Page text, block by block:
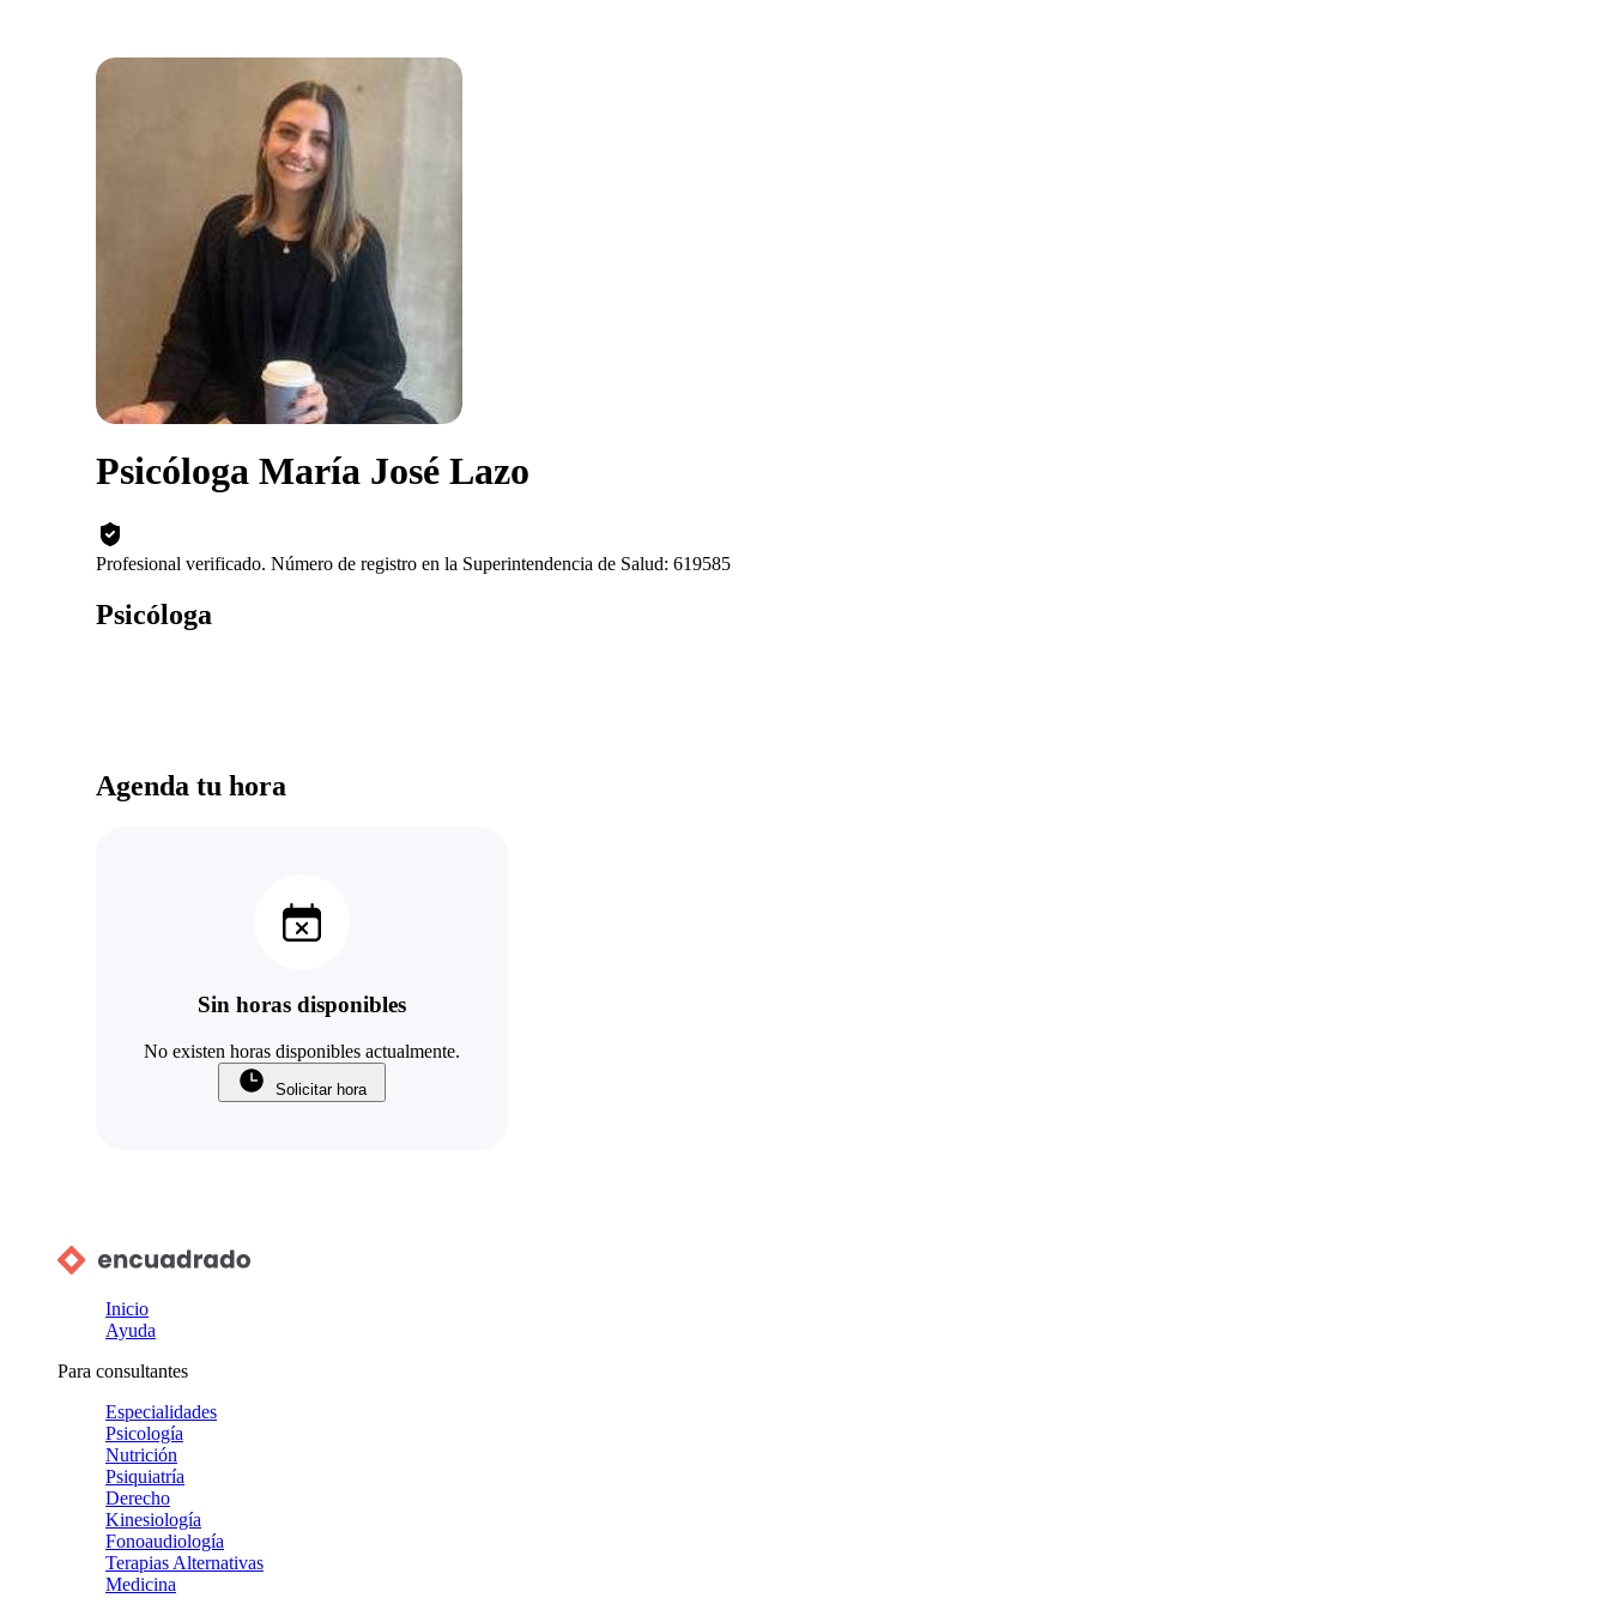
Psicóloga María José Lazo
Profesional verificado. Número de registro en la Superintendencia de Salud: 619585
Psicóloga
Agenda tu hora
Sin horas disponibles
No existen horas disponibles actualmente.
Solicitar hora
Inicio
Ayuda
Para consultantes
Especialidades
Psicología
Nutrición
Psiquiatría
Derecho
Kinesiología
Fonoaudiología
Terapias Alternativas
Medicina